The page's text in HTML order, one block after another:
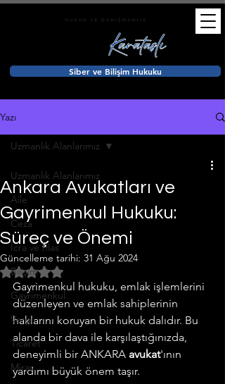
Siber ve Bilişim Hukuku
Yazı
Uzmanlık Alanlarımız
Aile
Ceza
İcra ve İflas
Bilişim
Gayrimenkul
Vergi
Ticaret
Miras
Uzmanlık Alanlarımız
Ankara Avukatları ve
Gayrimenkul Hukuku:
Süreç ve Önemi
Güncelleme tarihi: 31 Ağu 2024
5 üzerinden NaN yıldız
Gayrimenkul hukuku, emlak işlemlerini
düzenleyen ve emlak sahiplerinin
haklarını koruyan bir hukuk dalıdır. Bu
alanda bir dava ile karşılaştığınızda,
deneyimli bir ANKARA avukat'ının
yardımı büyük önem taşır.